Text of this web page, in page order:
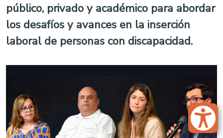
público, privado y académico para abordar
los desafíos y avances en la inserción
laboral de personas con discapacidad.